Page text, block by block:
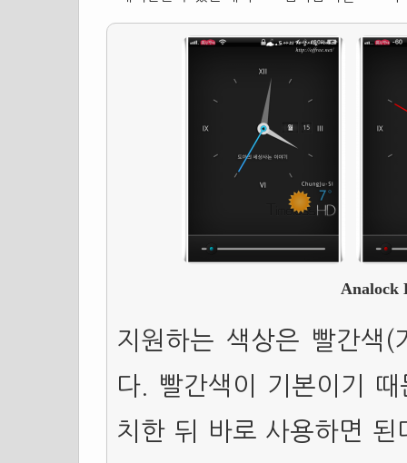
Analock
지원하는 색상은 빨간색
다. 빨간색이 기본이기
치한 뒤 바로 사용하면